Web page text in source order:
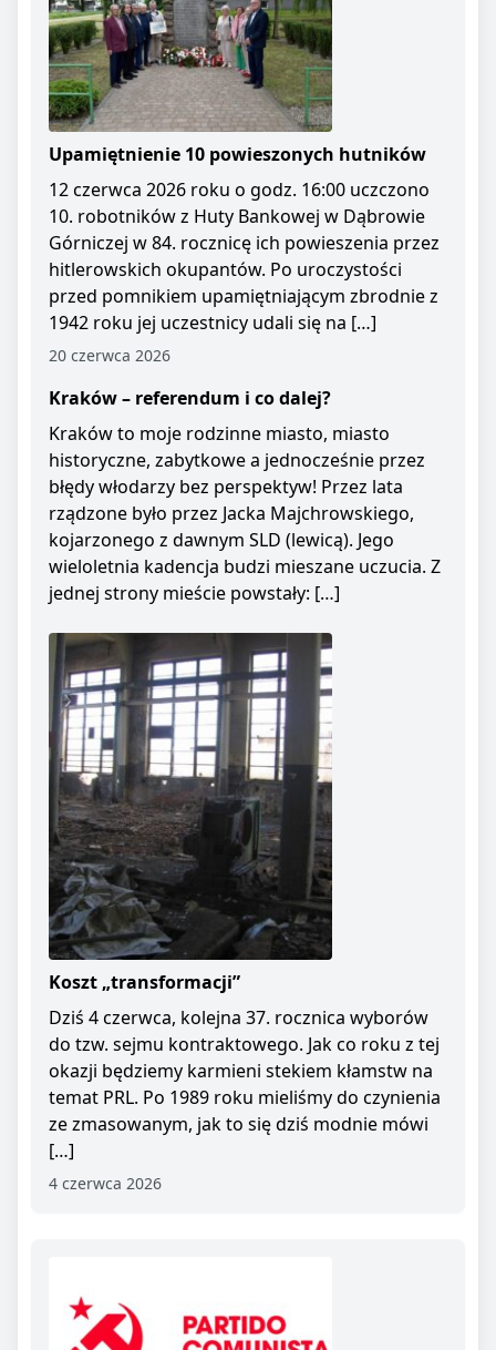
Upamiętnienie 10 powieszonych hutników
12 czerwca 2026 roku o godz. 16:00 uczczono
10. robotników z Huty Bankowej w Dąbrowie
Górniczej w 84. rocznicę ich powieszenia przez
hitlerowskich okupantów. Po uroczystości
przed pomnikiem upamiętniającym zbrodnie z
1942 roku jej uczestnicy udali się na […]
20 czerwca 2026
Kraków – referendum i co dalej?
Kraków to moje rodzinne miasto, miasto
historyczne, zabytkowe a jednocześnie przez
błędy włodarzy bez perspektyw! Przez lata
rządzone było przez Jacka Majchrowskiego,
kojarzonego z dawnym SLD (lewicą). Jego
wieloletnia kadencja budzi mieszane uczucia. Z
jednej strony mieście powstały: […]
Koszt „transformacji”
Dziś 4 czerwca, kolejna 37. rocznica wyborów
do tzw. sejmu kontraktowego. Jak co roku z tej
okazji będziemy karmieni stekiem kłamstw na
temat PRL. Po 1989 roku mieliśmy do czynienia
ze zmasowanym, jak to się dziś modnie mówi
[…]
4 czerwca 2026